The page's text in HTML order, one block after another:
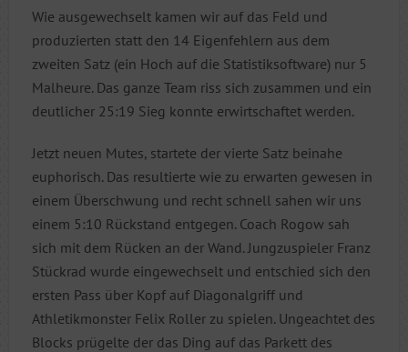
Wie ausgewechselt kamen wir auf das Feld und
produzierten statt den 14 Eigenfehlern aus dem
zweiten Satz (ein Hoch auf die Statistiksoftware) nur 5
Malheure. Das ganze Team riss sich zusammen und ein
deutlicher 25:19 Sieg konnte erwirtschaftet werden.
Jetzt neuen Mutes, startete der vierte Satz beinahe
euphorisch. Das resultierte wie zu erwarten gewesen in
einem Überschwung und recht schnell sahen wir uns
einem 5:10 Rückstand entgegen. Coach Rogow sah
sich mit dem Rücken an der Wand. Jungzuspieler Franz
Stückrad wurde eingewechselt und entschied sich den
ersten Pass über Kopf auf Diagonalgriff und
Athletikmonster Felix Roller zu spielen. Ungeachtet des
Blocks prügelte der das Ding auf das Parkett des